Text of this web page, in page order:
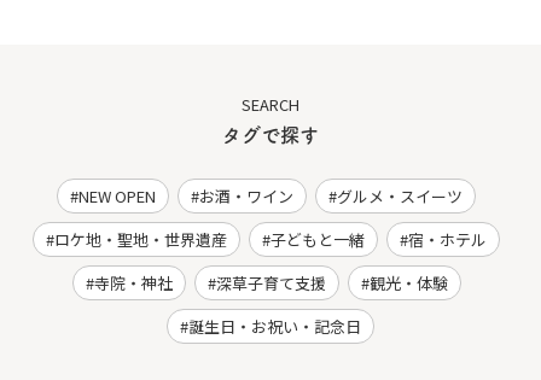
SEARCH
タグで探す
NEW OPEN お酒・ワイン
グルメ・スイーツ
ロケ地・聖地・世界遺産
子どもと一緒
宿・ホテル
寺院・神社
深草子育て支援
観光・体験
誕生日・お祝い・記念日